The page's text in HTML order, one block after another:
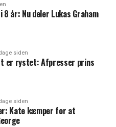
år: Nu deler Lukas Graham
siden
er rystet: Afpresser prins
siden
Kate kæmper for at